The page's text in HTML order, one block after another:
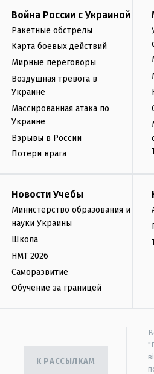
Война России с Украиной
Ракетные обстрелы
Карта боевых действий
Мирные переговоры
Воздушная тревога в
Украине
Массированная атака по
Украине
Взрывы в России
Потери врага
Новости Учебы
Министерство образования и
науки Украины
Школа
НМТ 2026
Саморазвитие
Обучение за границей
К РАССЫЛКАМ